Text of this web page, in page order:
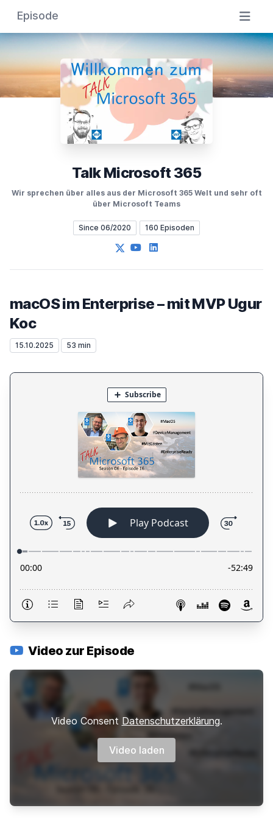
Episode
Talk Microsoft 365
Wir sprechen über alles aus der Microsoft 365 Welt und sehr oft
über Microsoft Teams
Since 06/2020 160 Episoden
X YouTubeLinkedIn
macOS im Enterprise – mit MVP Ugur
Koc
15.10.2025 53 min
Video zur Episode
Video Consent Datenschutzerklärung.
Video laden